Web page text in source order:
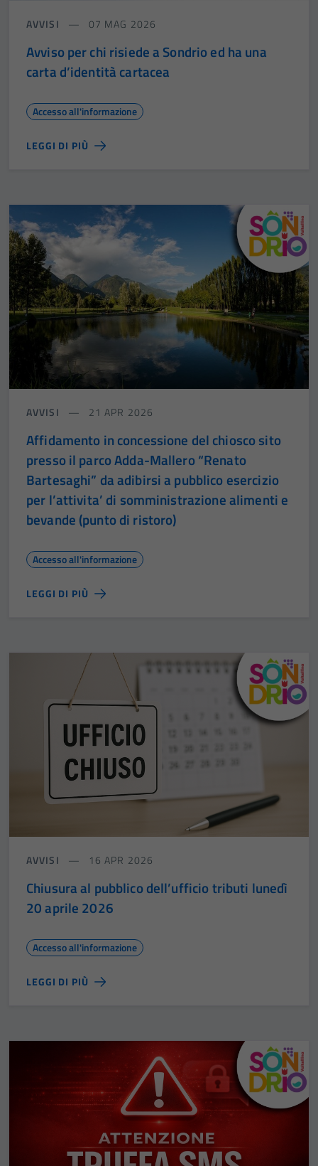
AVVISI 07 MAG 2026
Avviso per chi risiede a Sondrio ed ha una
carta d’identità cartacea
Accesso all'informazione
LEGGI DI PIÙ
AVVISI 21 APR 2026
Affidamento in concessione del chiosco sito
presso il parco Adda-Mallero “Renato
Bartesaghi” da adibirsi a pubblico esercizio
per l’attivita’ di somministrazione alimenti e
bevande (punto di ristoro)
Accesso all'informazione
LEGGI DI PIÙ
AVVISI 16 APR 2026
Chiusura al pubblico dell’ufficio tributi lunedì
20 aprile 2026
Accesso all'informazione
LEGGI DI PIÙ